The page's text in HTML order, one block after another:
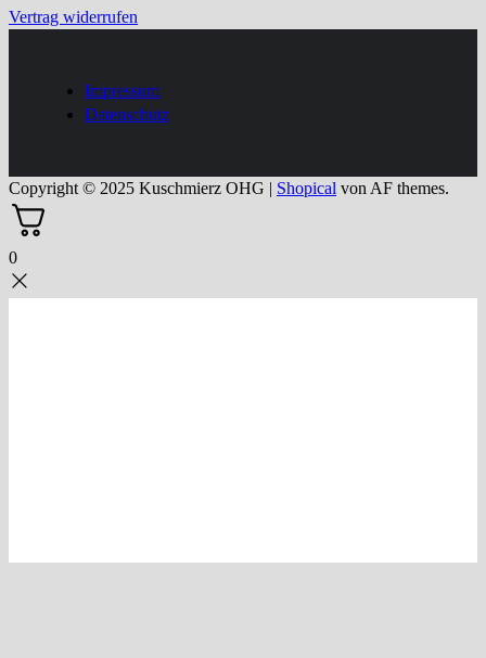
Vertrag widerrufen
Impressum
Datenschutz
Copyright © 2025 Kuschmierz OHG | Shopical von AF themes.
0